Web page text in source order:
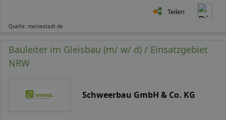
Teilen
Quelle: meinestadt.de
Bauleiter im Gleisbau (m/ w/ d) / Einsatzgebiet
NRW
Schweerbau GmbH & Co. KG